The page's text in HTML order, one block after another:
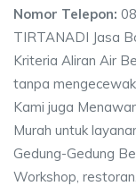
Nomor Telepon:
TIRTANADI Jasa
Kriteria Aliran Air
tanpa
Kami juga
Murah untuk
Gedung-Gedung
Workshop,